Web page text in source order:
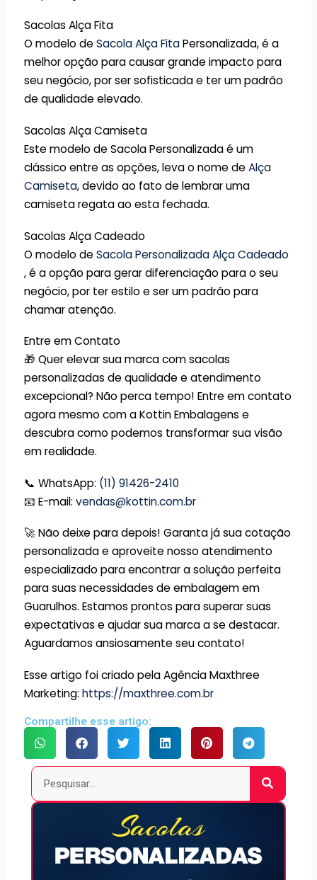
Sacolas Alça Fita
O modelo deSacola Alça FitaPersonalizada, é a
melhor opção para causar grande impacto para
seu negócio, por ser sofisticada e ter um padrão
de qualidade elevado.
Sacolas Alça Camiseta
Este modelo de Sacola Personalizada é um
clássico entre as opções, leva o nome deAlça
Camiseta, devido ao fato de lembrar uma
camiseta regata ao esta fechada.
Sacolas Alça Cadeado
O modelo deSacola Personalizada Alça Cadeado
, é a opção para gerar diferenciação para o seu
negócio, por ter estilo e ser um padrão para
chamar atenção.
Entre em Contato
🎁 Quer elevar sua marca com sacolas
personalizadas de qualidade e atendimento
excepcional? Não perca tempo! Entre em contato
agora mesmo com a Kottin Embalagens e
descubra como podemos transformar sua visão
em realidade.
📞 WhatsApp: (11) 91426-2410
📧 E-mail: vendas@kottin.com.br
🚀 Não deixe para depois! Garanta já sua cotação
personalizada e aproveite nosso atendimento
especializado para encontrar a solução perfeita
para suas necessidades de embalagem em
Guarulhos. Estamos prontos para superar suas
expectativas e ajudar sua marca a se destacar.
Aguardamos ansiosamente seu contato!
Esse artigo foi criado pela Agência Maxthree
Marketing: https://maxthree.com.br
Compartilhe esse artigo:
Pesquisar